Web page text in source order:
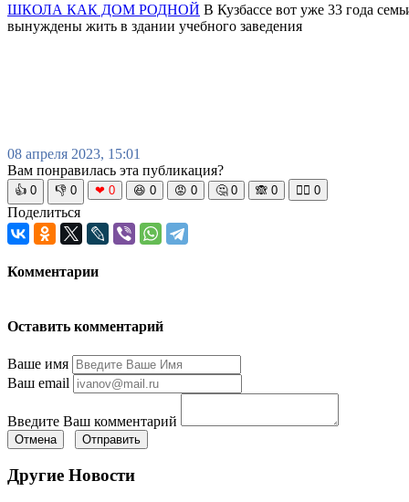
ШКОЛА КАК ДОМ РОДНОЙ В Кузбассе вот уже 33 года
вынуждены жить в здании учебного заведения
08 апреля 2023, 15:01
Вам понравилась эта публикация?
👍 0 👎 0 ❤ 0 😆 0 😡 0 🤔 0 🙈 0 🧘‍♀️ 0
Поделиться
Комментарии
Оставить комментарий
Ваше имя
Ваш email
Введите Ваш комментарий
Отмена Отправить
Другие Новости